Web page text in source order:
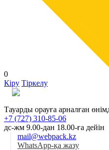
0
Кіру Тіркелу
Тауарды орауға арналған
+7 (727) 310-85-06
дс-жм 9.00-дан 18.00-ға дейін
mail@webpack.kz
WhatsApp-қа жазу